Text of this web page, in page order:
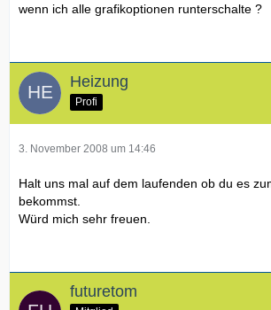
wenn ich alle grafikoptionen runterschalte ?
Heizung
Profi
3. November 2008 um 14:46
Halt uns mal auf dem laufenden ob du es
bekommst.
Würd mich sehr freuen.
futuretom